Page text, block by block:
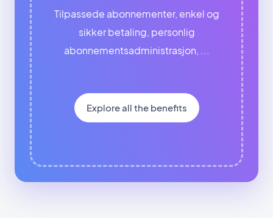
Tilpassede abonnementer, enkel og
sikker betaling, personlig
abonnementsadministrasjon, ...
Explore all the benefits